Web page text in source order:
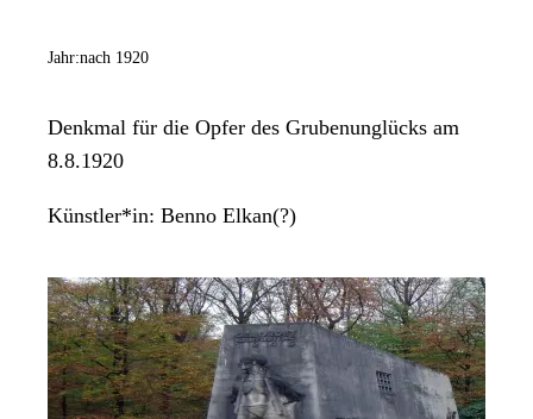
Jahr:nach 1920
Denkmal für die Opfer des Grubenunglücks am
8.8.1920
Künstler*in: Benno Elkan(?)